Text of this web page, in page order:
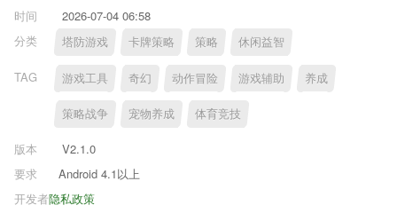
时间
2026-07-04 06:58
分类
塔防游戏 卡牌策略 策略 休闲益智
TAG 游戏工具 奇幻 动作冒险 游戏辅助 养成
策略战争 宠物养成 体育竞技
版本
V2.1.0
要求
Android 4.1以上
隐私政策
开发者